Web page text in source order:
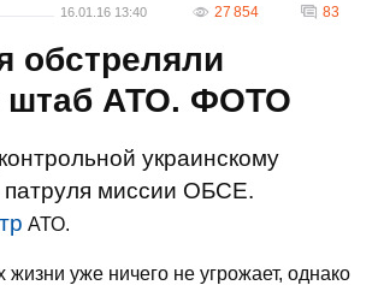
16.01.16 13:40 27 854 83
обстреляли
штаб АТО. ФОТО
украинскому
патруля миссии ОБСЕ.
АТО.
уже ничего не угрожает, однако